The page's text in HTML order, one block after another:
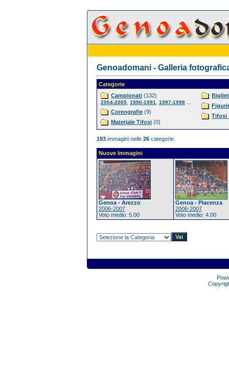
Genoadomani - Galleria
Categorie
Campionati (132)
2004-2005 1990-1991 1997-1998
Coreografie (9)
Materiale Tifosi (0)
Tifosi
193 immagini nelle 26 categorie.
Nuove Immagini
Genoa - Arezzo
2006-2007
Voto medio: 5.00
Genoa - Piacenza
2006-2007
Voto medio: 4.00